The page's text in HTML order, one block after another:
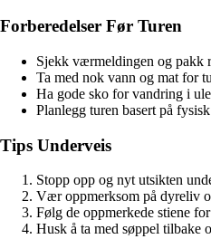
Forberedelser Før Turen
Sjekk værmeldingen og pakk
Ta med nok vann og mat for
Ha gode sko for vandring i
Planlegg turen basert på
Tips Underveis
Stopp opp og nyt utsikten
Vær oppmerksom på dyreliv
Følg de oppmerkede stiene
Husk å ta med søppel tilbake